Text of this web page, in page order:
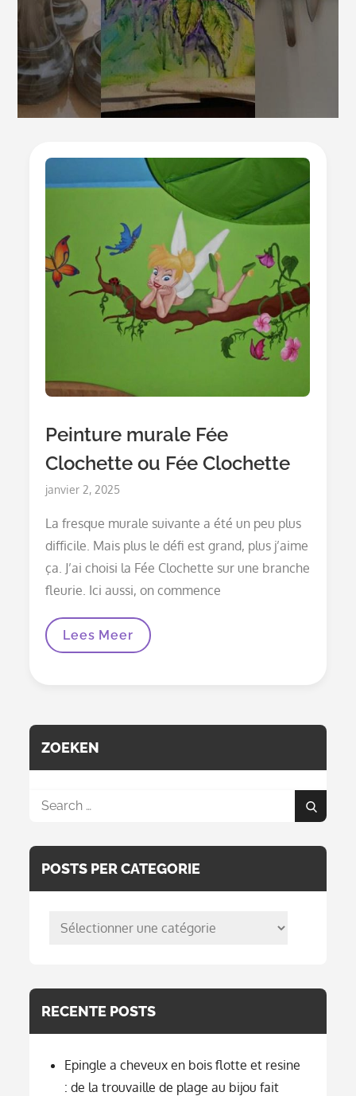
Peinture murale Fée
Clochette ou Fée Clochette
Posted
janvier 2, 2025
La fresque murale suivante a été un peu plus
difficile. Mais plus le défi est grand, plus j’aime
ça. J’ai choisi la Fée Clochette sur une branche
fleurie. Ici aussi, on commence
Peinture
Lees Meer
ZOEKEN
Search
Search
POSTS PER CATEGORIE
posts
RECENTE POSTS
Epingle a cheveux en bois flotte et resine
: de la trouvaille de plage au bijou fait